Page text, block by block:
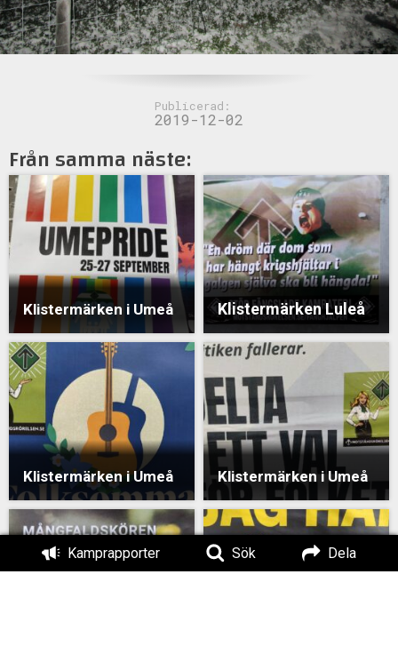
Kamprapporter Sök Dela
Publicerad:
2019-12-02
Från samma näste:
Klistermärken i Umeå Klistermärken Luleå
Klistermärken i Umeå Klistermärken i Umeå